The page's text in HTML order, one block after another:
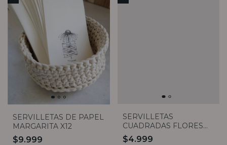
SERVILLETAS DE PAPEL
MARGARITA X12
$9.999
SERVILLETAS
CUADRADAS FLORES
GRIS Y BLANCO X20
$4.999